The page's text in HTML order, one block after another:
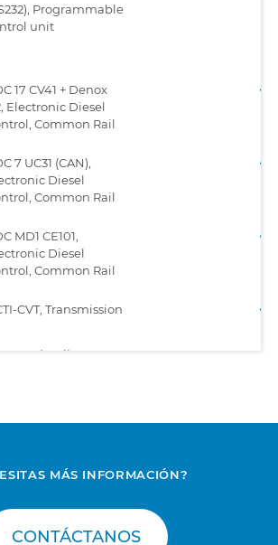
Programmable
unit
17 CV41 + Denox
Electronic Diesel
Common Rail
7 UC31 (CAN),
Diesel
Common Rail
MD1 CE101,
Diesel
Common Rail
CVT, Transmission
Hydraulic System
MÁS INFORMACIÓN?
CONTÁCTANOS